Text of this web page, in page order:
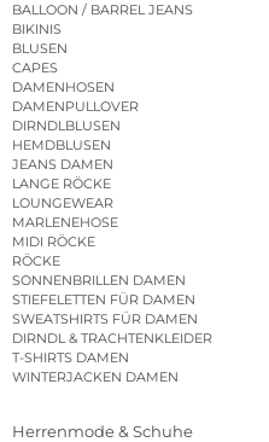
BALLOON / BARREL JEANS
BIKINIS
BLUSEN
CAPES
DAMENHOSEN
DAMENPULLOVER
DIRNDLBLUSEN
HEMDBLUSEN
JEANS DAMEN
LANGE RÖCKE
LOUNGEWEAR
MARLENEHOSE
MIDI RÖCKE
RÖCKE
SONNENBRILLEN DAMEN
STIEFELETTEN FÜR DAMEN
SWEATSHIRTS FÜR DAMEN
DIRNDL & TRACHTENKLEIDER
T-SHIRTS DAMEN
WINTERJACKEN DAMEN
Herrenmode & Schuhe